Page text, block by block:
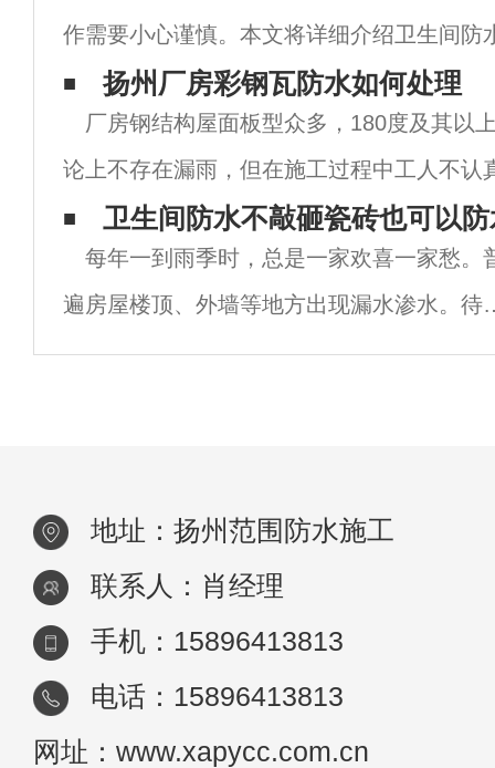
作需要小心谨慎。本文将详细介绍卫生间
首先，要考虑卫生间地面防水装修高度。卫
度，一般情况下，我们
扬州厂房彩钢瓦防水如何处理
厂房钢结构屋面板型众多，180度及其以
论上不存在漏雨，但在施工过程中工人不认
等原因，会造成渗漏；另外大跨度厂房屋面
带，它和彩钢板的热胀冷热系数不一样，正
卫生间防水不敲砸瓷砖也可以
每年一到雨季时，总是一家欢喜一家愁。
遍房屋楼顶、外墙等地方出现漏水渗水。待
季过后就会出现裂缝污渍影响房子的美观。
地址：扬州范围防水施工
联系人：肖经理
手机：15896413813
电话：15896413813
网址：www.xapycc.com.cn